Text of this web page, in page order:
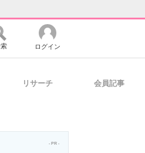
ログイン
リサーチ 会員記事
- PR -